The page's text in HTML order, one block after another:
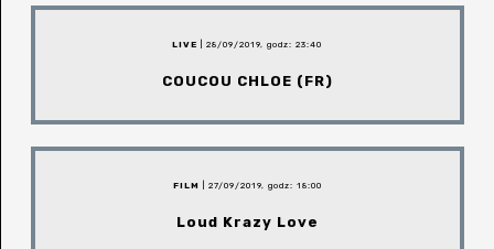
LIVE | 28/09/2019, godz: 23:40
COUCOU CHLOE (FR)
FILM | 27/09/2019, godz: 18:00
Loud Krazy Love